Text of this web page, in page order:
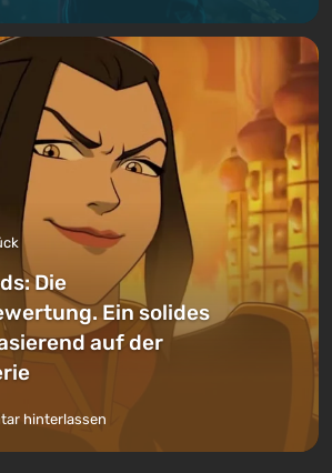
Die
Ein solides
auf der
hinterlassen